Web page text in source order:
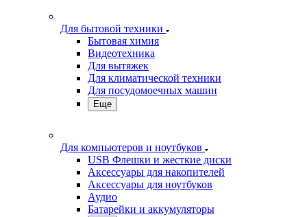
Для бытовой техники
Бытовая химия
Видеотехника
Для вытяжек
Для климатической техники
Для посудомоечных машин
Еще
Для компьютеров и ноутбуков
USB Флешки и жесткие диски
Аксессуары для накопителей
Аксессуары для ноутбуков
Аудио
Батарейки и аккумуляторы